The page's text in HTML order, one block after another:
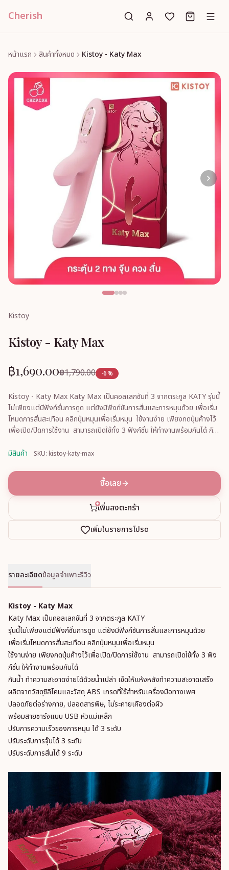
Cherish
หน้าแรก สินค้าทั้งหมด Kistoy - Katy Max
Kistoy
Kistoy - Katy Max
฿1,690.00฿1,790.00 -6%
Kistoy - Katy Max Katy Max เป็นคอลเลกชันที่ 3 จากตระกูล KATY รุ่นนี้
ไม่เพียงแต่มีฟังก์ชั่นการดูด แต่ยังมีฟังก์ชันการสั่นและการหมุนด้วย เพื่อเริ่ม
โหมดการสั่นสะเทือน คลิกปุ่มหมุนเพื่อเริ่มหมุน ใช้งานง่าย เพียงกดปุ่มค้างไว้
เพื่อเปิด/ปิดการใช้งาน สามารถเปิดใช้ทั้ง 3 ฟังก์ชั่น ให้ทำงานพร้อมกันได้ กัน
มีสินค้า
SKU: kistoy-katy-max
ซื้อเลย
เพิ่มลงตะกร้า
เพิ่มในรายการโปรด
รายละเอียดข้อมูลจำเพาะรีวิว
Kistoy - Katy Max
Katy Max เป็นคอลเลกชันที่ 3 จากตระกูล KATY
รุ่นนี้ไม่เพียงแต่มีฟังก์ชั่นการดูด แต่ยังมีฟังก์ชันการสั่นและการหมุนด้วย
เพื่อเริ่มโหมดการสั่นสะเทือน คลิกปุ่มหมุนเพื่อเริ่มหมุน
ใช้งานง่าย เพียงกดปุ่มค้างไว้เพื่อเปิด/ปิดการใช้งาน สามารถเปิดใช้ทั้ง 3 ฟัง
ก์ชั่น ให้ทำงานพร้อมกันได้
กันน้ำ ทำความสะอาดง่ายได้ด้วยน้ำเปล่า เช็ดให้แห้งหลังทำความสะอาดเสร็จ
ผลิตจากวัสดุซิลิโคนและวัสดุ ABS เกรดที่ใช้สำหรับเครื่องมือทางเพศ
ปลอดภัยต่อร่างกาย, ปลอดสารพิษ, ไม่ระคายเคืองต่อผิว
พร้อมสายชาร์จแบบ USB หัวแม่เหล็ก
ปรับการความเร็วของการหมุน ได้ 3 ระดับ
ปรับระดับการจุ๊บได้ 3 ระดับ
ปรับระดับการสั่นได้ 9 ระดับ